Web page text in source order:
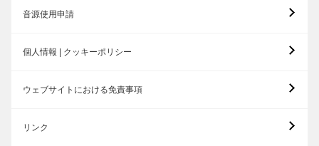
音源使用申請
個人情報 | クッキーポリシー
ウェブサイトにおける免責事項
リンク